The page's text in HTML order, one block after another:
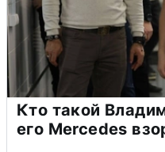
Кто такой
его Mercedes